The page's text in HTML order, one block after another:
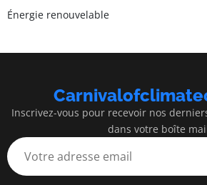
Énergie renouvelable
Inscrivez-vous pour recevoir nos
dans votre boîte